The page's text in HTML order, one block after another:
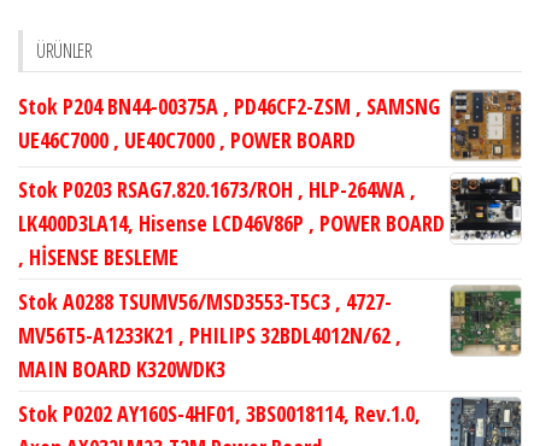
ÜRÜNLER
Stok P204 BN44-00375A , PD46CF2-ZSM , SAMSNG
UE46C7000 , UE40C7000 , POWER BOARD
Stok P0203 RSAG7.820.1673/ROH , HLP-264WA ,
LK400D3LA14, Hisense LCD46V86P , POWER BOARD
, HİSENSE BESLEME
Stok A0288 TSUMV56/MSD3553-T5C3 , 4727-
MV56T5-A1233K21 , PHILIPS 32BDL4012N/62 ,
MAIN BOARD K320WDK3
Stok P0202 AY160S-4HF01, 3BS0018114, Rev.1.0,